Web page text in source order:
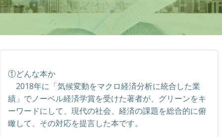
①どんな本か
2018年に「気候変動をマクロ経済分析に統合した業
績」でノーベル経済学賞を受けた著者が、グリーンをキ
ーワードにして、現代の社会、経済の課題を総合的に俯
瞰して、その対応を提言した本です。